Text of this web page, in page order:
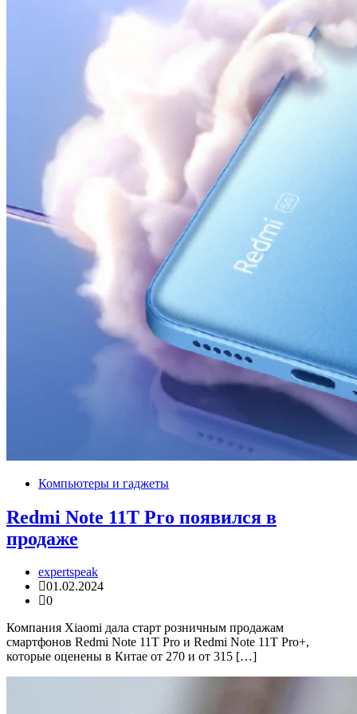
Компьютеры и гаджеты
Redmi Note 11T Pro появился в
продаже
expertspeak
01.02.2024
0
Компания Xiaomi дала старт розничным продажам
смартфонов Redmi Note 11T Pro и Redmi Note 11T Pro+,
которые оценены в Китае от 270 и от 315 […]